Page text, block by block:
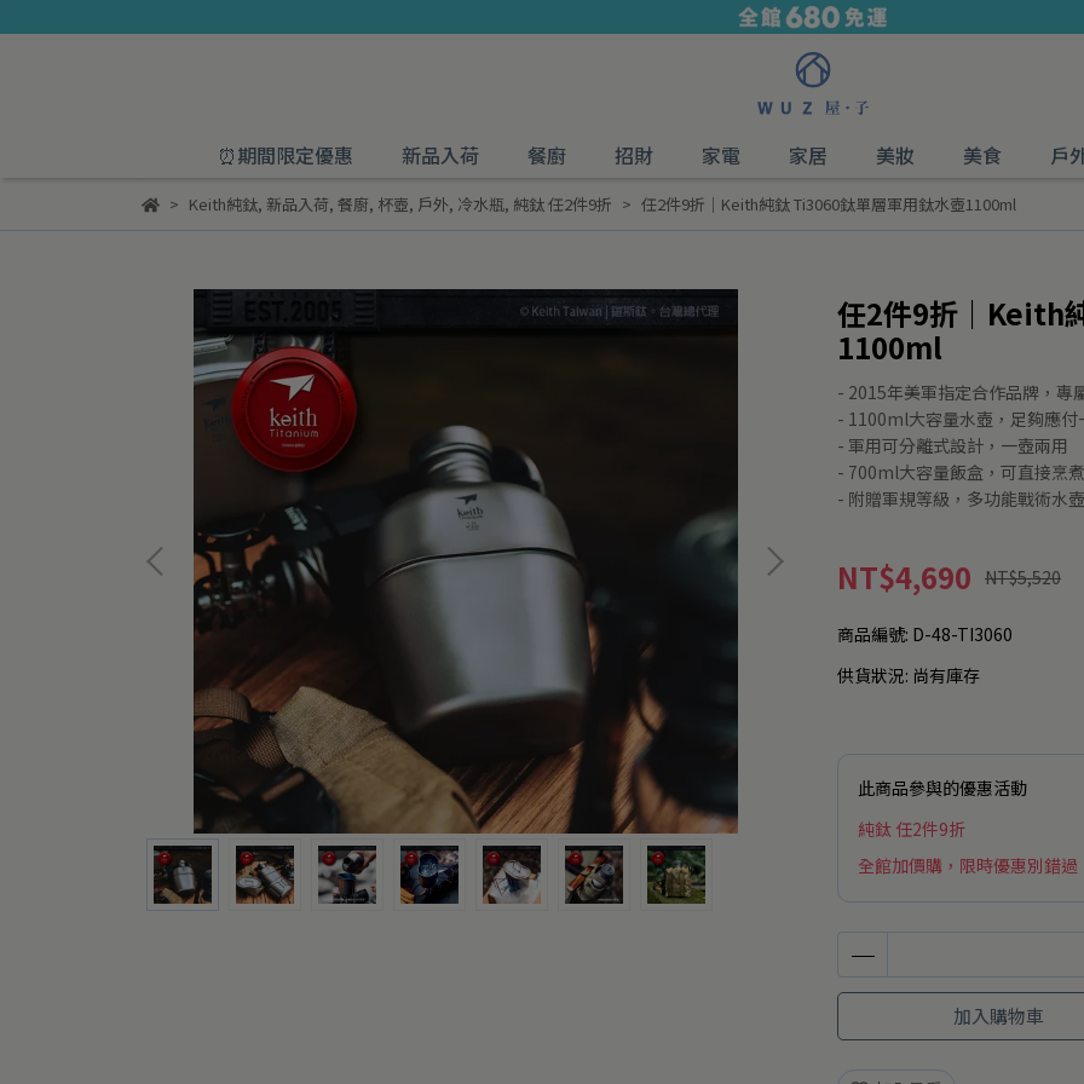
⏰期間限定優惠 新品入荷 餐廚 招財 家電 家居 美妝 美食 戶
Keith純鈦, 新品入荷, 餐廚, 杯壺, 戶外, 冷水瓶, 純鈦 任2件9折 任2件9折｜Keith純鈦 Ti3060鈦單層軍用鈦水壺1100ml
任2件9折｜Keith
1100ml
- 2015年美軍指定合作品牌，專
- 1100ml大容量水壺，足夠應付
- 軍用可分離式設計，一壺兩用
- 700ml大容量飯盒，可直接烹煮
- 附贈軍規等級，多功能戰術水
NT$4,690 NT$5,520
商品編號: D-48-TI3060
供貨狀況: 尚有庫存
此商品參與的優惠活動
純鈦 任2件9折
全館加價購，限時優惠別錯過
加入購物車